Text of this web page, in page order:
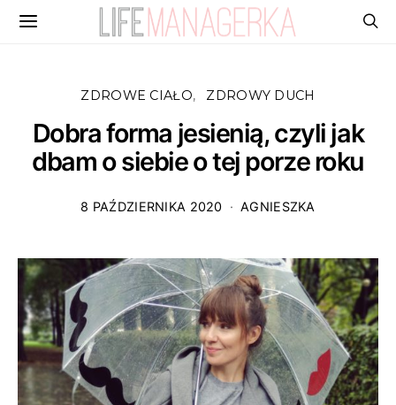
ZDROWE CIAŁO ZDROWY DUCH
Dobra forma jesienią, czyli jak
dbam o siebie o tej porze roku
8 PAŹDZIERNIKA 2020 AGNIESZKA